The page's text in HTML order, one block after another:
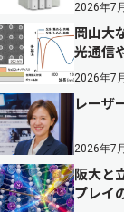
2026年7
岡山大
光通信
2026年7
レーザ
2026年7
阪大と
プレイ